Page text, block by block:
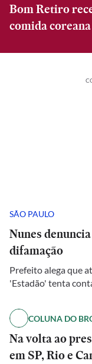
Bom Retiro
comida
SÃO PAULO
Nunes
difamação
Prefeito alega que
'Estadão' tenta
COLUNA DO
Na volta ao
em SP, Rio e